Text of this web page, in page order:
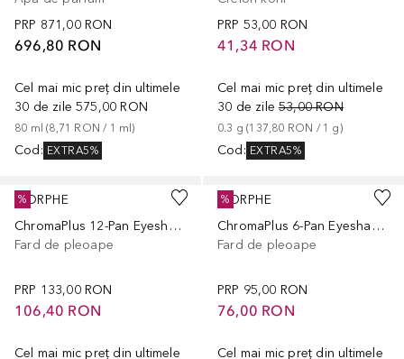
PRP 871,00 RON
696,80 RON
Cel mai mic preț din ultimele
30 de zile 575,00 RON
80 ml (8,71 RON / 1 ml)
Cod : EXTRA5%
PRP 53,00 RON
41,34 RON
Cel mai mic preț din ultimele
30 de zile 53,00 RON
0.3 g (137,80 RON / 1 g)
Cod : EXTRA5%
MORPHE
ChromaPlus 12-Pan Eyeshadow Palette
Fard de pleoape
PRP 133,00 RON
106,40 RON
Cel mai mic preț din ultimele
%
MORPHE
ChromaPlus 6-Pan Eyeshadow Palette
Fard de pleoape
PRP 95,00 RON
76,00 RON
Cel mai mic preț din ultimele
%